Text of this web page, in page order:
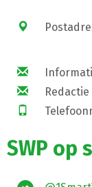
Redactie
SWP op